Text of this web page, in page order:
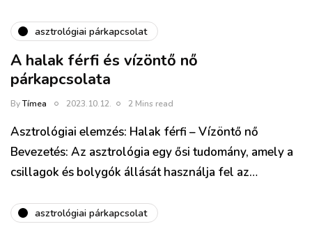
asztrológiai párkapcsolat
A halak férfi és vízöntő nő
párkapcsolata
ByTímea 2023.10.12. 2 Mins read
Asztrológiai elemzés: Halak férfi – Vízöntő nő
Bevezetés: Az asztrológia egy ősi tudomány, amely a
csillagok és bolygók állását használja fel az…
asztrológiai párkapcsolat